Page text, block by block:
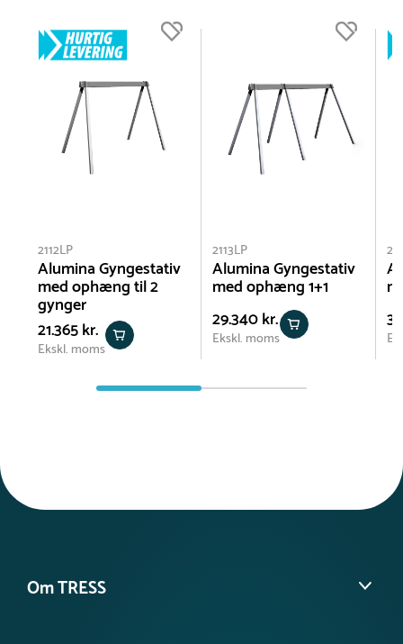
2112LP
Alumina Gyngestativ
med ophæng til 2
gynger
21.365 kr.
Ekskl. moms
2113LP
Alumina Gyngestativ
med ophæng 1+1
29.340 kr.
Ekskl. moms
Om TRESS